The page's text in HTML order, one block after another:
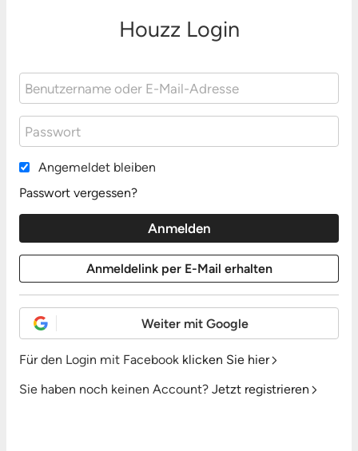
Houzz Login
Angemeldet bleiben
Passwort vergessen?
Weiter mit Google
Für den Login mit Facebook klicken Sie hier
Sie haben noch keinen Account? Jetzt registrieren